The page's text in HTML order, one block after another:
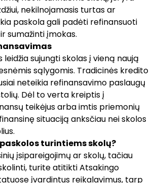
nekilnojamasis turtas ar
paskola gali padėti refinansuoti
sumažinti įmokas.
leidžia sujungti skolas į vieną naują
sąlygomis. Tradicinės kredito
neteikia refinansavimo paslaugų
Dėl to verta kreiptis į
teikėjus arba imtis priemonių
situaciją anksčiau nei skolos
turintiems skolų?
įsipareigojimų ar skolų, tačiau
turite atitikti Atsakingo
įvardintus reikalavimus, tarp